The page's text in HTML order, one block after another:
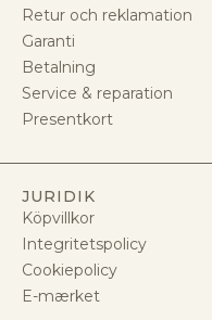
Retur och reklamation
Garanti
Betalning
Service & reparation
Presentkort
JURIDIK
Köpvillkor
Integritetspolicy
Cookiepolicy
E-mærket